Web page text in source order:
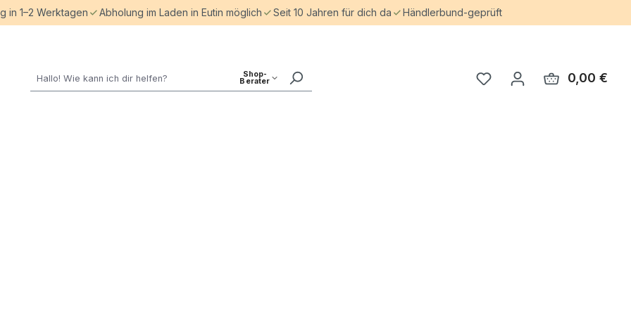
in 1–2 Werktagen Abholung im Laden in Eutin möglich Seit 10 Jahren für dich da Händlerbund-geprüft
Shop-
Berater 0,00 €